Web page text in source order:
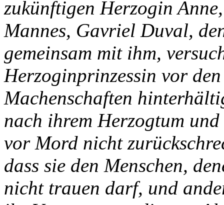
zukünftigen Herzogin
Mannes, Gavriel Duval,
gemeinsam mit ihm,
Herzoginprinzessin vor
Machenschaften
nach ihrem Herzogtum
vor Mord nicht
dass sie den Menschen,
nicht trauen darf, und